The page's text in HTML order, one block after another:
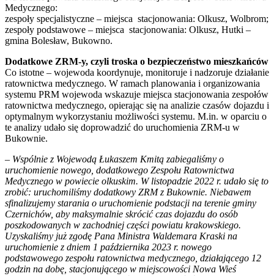
Medycznego:
zespoły specjalistyczne – miejsca stacjonowania: Olkusz, Wolbrom;
zespoły podstawowe – miejsca stacjonowania: Olkusz, Hutki –
gmina Bolesław, Bukowno.
Dodatkowe ZRM-y, czyli troska o bezpieczeństwo mieszkańców
Co istotne – wojewoda koordynuje, monitoruje i nadzoruje działanie
ratownictwa medycznego. W ramach planowania i organizowania
systemu PRM wojewoda wskazuje miejsca stacjonowania zespołów
ratownictwa medycznego, opierając się na analizie czasów dojazdu i
optymalnym wykorzystaniu możliwości systemu. M.in. w oparciu o
te analizy udało się doprowadzić do uruchomienia ZRM-u w
Bukownie.
– Wspólnie z Wojewodą Łukaszem Kmitą zabiegaliśmy o
uruchomienie nowego, dodatkowego Zespołu Ratownictwa
Medycznego w powiecie olkuskim. W listopadzie 2022 r. udało się to
zrobić: uruchomiliśmy dodatkowy ZRM z Bukownie. Niebawem
sfinalizujemy starania o uruchomienie podstacji na terenie gminy
Czernichów, aby maksymalnie skrócić czas dojazdu do osób
poszkodowanych w zachodniej części powiatu krakowskiego.
Uzyskaliśmy już zgodę Pana Ministra Waldemara Kraski na
uruchomienie z dniem 1 października 2023 r. nowego
podstawowego zespołu ratownictwa medycznego, działającego 12
godzin na dobę, stacjonującego w miejscowości Nowa Wieś